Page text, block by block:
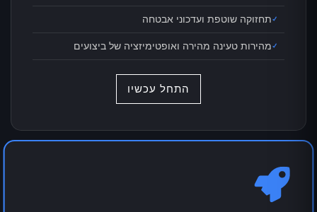
היי! 👋 אני סוכן ה-AI של E3E, כאן כדי לענות
על כל שאלה.
איך אפשר לעזור לך?
שאלון AI - גלה מה מתאים לעסק שלך
תחזוקה שוטפת ועדכוני אבטחה
מהירות טעינה מהירה ואופטימיזציה של ביצועים
התחל עכשיו